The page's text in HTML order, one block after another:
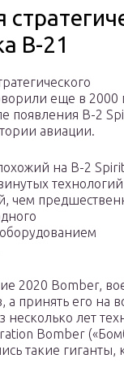
В-21
еще в 2000
появления B-2
авиации.
на B-2
чем
2020 Bomber,
а принять его на
несколько лет
Bomber
такие гиганты,